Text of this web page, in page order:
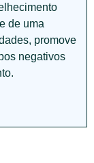
de uma
promove
negativos